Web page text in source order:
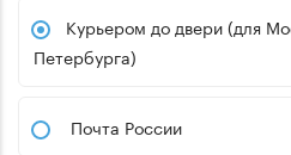
Курьером до двери (для Москвы и Санкт-
Петербурга)
Почта России